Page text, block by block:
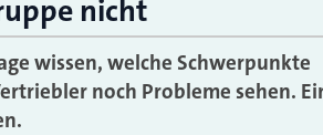
nicht
wissen, welche Schwerpunkte
noch Probleme sehen.